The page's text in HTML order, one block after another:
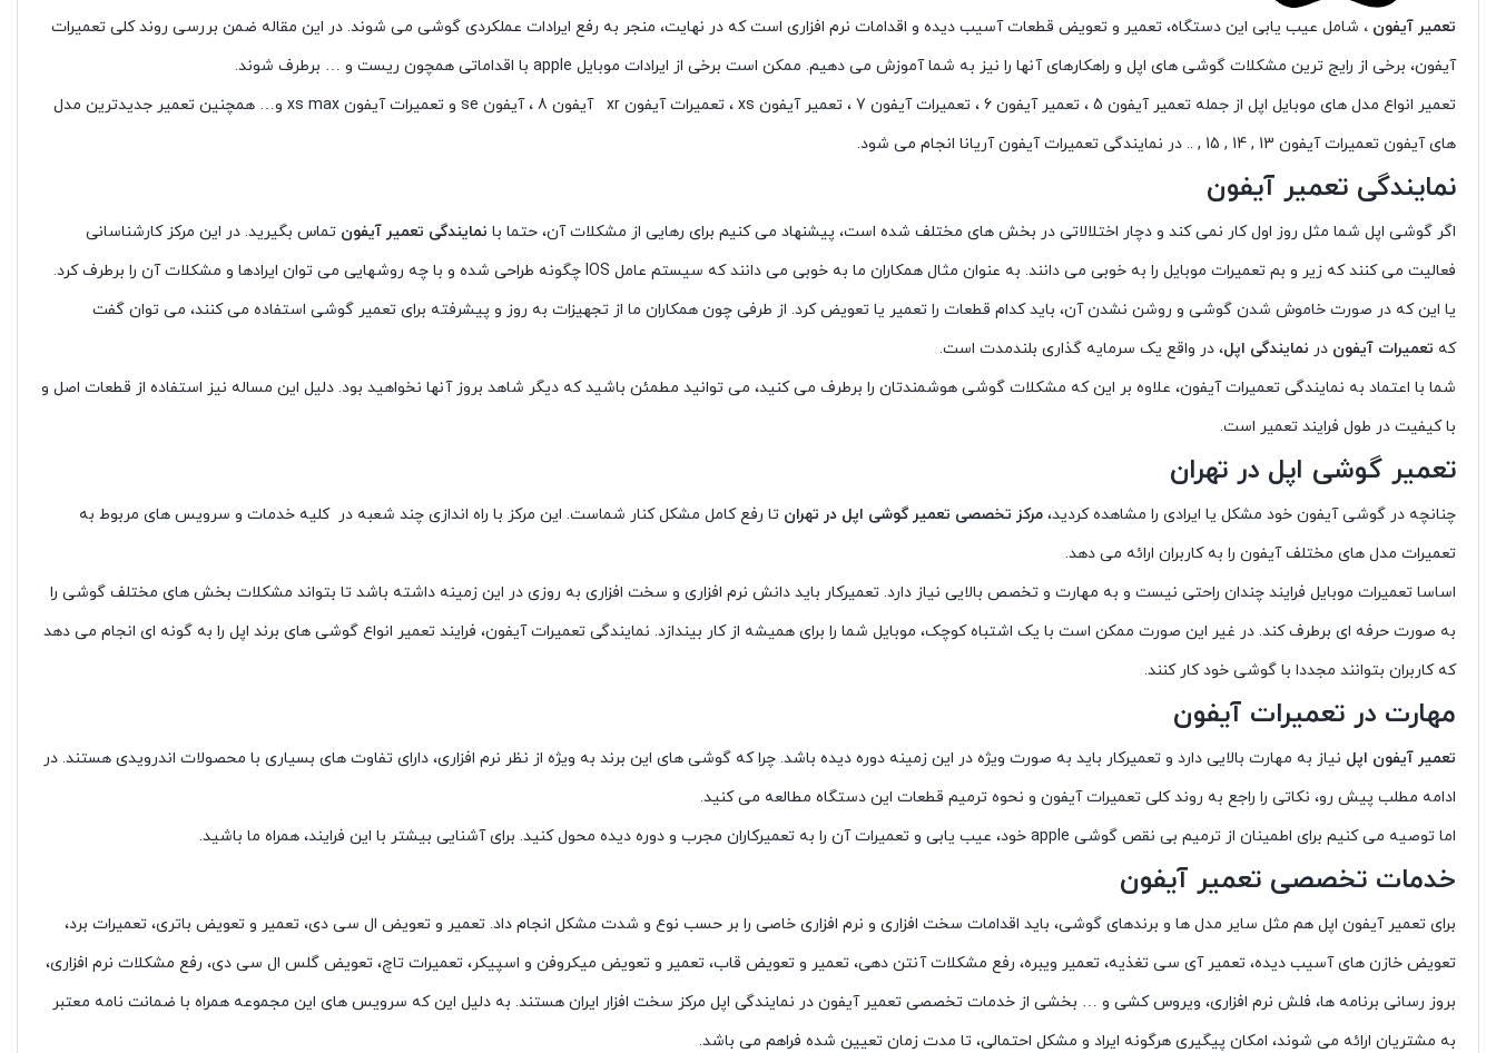
تعمیر آیفون ، شامل عیب یابی این دستگاه، تعمیر و تعویض قطعات آسیب دیده و اقدامات نرم افزاری است که در نهایت، منجر به رفع ایرادات عملکردی گوشی می شوند. در این مقاله ضمن بررسی روند کلی تعمیرات
آیفون، برخی از رایج ترین مشکلات گوشی های اپل و راهکارهای آنها را نیز به شما آموزش می دهیم. ممکن است برخی از ایرادات موبایل apple با اقداماتی همچون ریست و … برطرف شوند.
تعمیر انواع مدل های موبایل اپل از جمله تعمیر آیفون 5 ، تعمیر آیفون 6 ، تعمیرات آیفون 7 ، تعمیر آیفون xs ، تعمیرات آیفون xr آیفون 8 ، آیفون se و تعمیرات آیفون xs max و… همچنین تعمیر جدیدترین مدل
های آیفون تعمیرات آیفون 13 , 14 , 15 , .. در نمایندگی تعمیرات آیفون آریانا انجام می شود.
نمایندگی تعمیر آیفون
اگر گوشی اپل شما مثل روز اول کار نمی کند و دچار اختلالاتی در بخش های مختلف شده است، پیشنهاد می کنیم برای رهایی از مشکلات آن، حتما با نمایندگی تعمیر آیفون تماس بگیرید. در این مرکز کارشناسانی
فعالیت می کنند که زیر و بم تعمیرات موبایل را به خوبی می دانند. به عنوان مثال همکاران ما به خوبی می دانند که سیستم عامل IOS چگونه طراحی شده و با چه روشهایی می توان ایرادها و مشکلات آن را برطرف کرد.
یا این که در صورت خاموش شدن گوشی و روشن نشدن آن، باید کدام قطعات را تعمیر یا تعویض کرد. از طرفی چون همکاران ما از تجهیزات به روز و پیشرفته برای تعمیر گوشی استفاده می کنند، می توان گفت
که تعمیرات آیفون در نمایندگی اپل، در واقع یک سرمایه گذاری بلندمدت است.
شما با اعتماد به نمایندگی تعمیرات آیفون، علاوه بر این که مشکلات گوشی هوشمندتان را برطرف می کنید، می توانید مطمئن باشید که دیگر شاهد بروز آنها نخواهید بود. دلیل این مساله نیز استفاده از قطعات اصل و
با کیفیت در طول فرایند تعمیر است.
تعمیر گوشی اپل در تهران
چنانچه در گوشی آیفون خود مشکل یا ایرادی را مشاهده کردید، مرکز تخصصی تعمیر گوشی اپل در تهران تا رفع کامل مشکل کنار شماست. این مرکز با راه اندازی چند شعبه در کلیه خدمات و سرویس های مربوط به
تعمیرات مدل های مختلف آیفون را به کاربران ارائه می دهد.
اساسا تعمیرات موبایل فرایند چندان راحتی نیست و به مهارت و تخصص بالایی نیاز دارد. تعمیرکار باید دانش نرم افزاری و سخت افزاری به روزی در این زمینه داشته باشد تا بتواند مشکلات بخش های مختلف گوشی را
به صورت حرفه ای برطرف کند. در غیر این صورت ممکن است با یک اشتباه کوچک، موبایل شما را برای همیشه از کار بیندازد. نمایندگی تعمیرات آیفون، فرایند تعمیر انواع گوشی های برند اپل را به گونه ای انجام می دهد
که کاربران بتوانند مجددا با گوشی خود کار کنند.
مهارت در تعمیرات آیفون
تعمیر آیفون اپل نیاز به مهارت بالایی دارد و تعمیرکار باید به صورت ویژه در این زمینه دوره دیده باشد. چرا که گوشی های این برند به ویژه از نظر نرم افزاری، دارای تفاوت های بسیاری با محصولات اندرویدی هستند. در
ادامه مطلب پیش رو، نکاتی را راجع به روند کلی تعمیرات آیفون و نحوه ترمیم قطعات این دستگاه مطالعه می کنید.
اما توصیه می کنیم برای اطمینان از ترمیم بی نقص گوشی apple خود، عیب یابی و تعمیرات آن را به تعمیرکاران مجرب و دوره دیده محول کنید. برای آشنایی بیشتر با این فرایند، همراه ما باشید.
خدمات تخصصی تعمیر آیفون
برای تعمیر آیفون اپل هم مثل سایر مدل ها و برندهای گوشی، باید اقدامات سخت افزاری و نرم افزاری خاصی را بر حسب نوع و شدت مشکل انجام داد. تعمیر و تعویض ال سی دی، تعمیر و تعویض باتری، تعمیرات برد،
تعویض خازن های آسیب دیده، تعمیر آی سی تغذیه، تعمیر ویبره، رفع مشکلات آنتن دهی، تعمیر و تعویض قاب، تعمیر و تعویض میکروفن و اسپیکر، تعمیرات تاچ، تعویض گلس ال سی دی، رفع مشکلات نرم افزاری،
بروز رسانی برنامه ها، فلش نرم افزاری، ویروس کشی و … بخشی از خدمات تخصصی تعمیر آیفون در نمایندگی اپل مرکز سخت افزار ایران هستند. به دلیل این که سرویس های این مجموعه همراه با ضمانت نامه معتبر
به مشتریان ارائه می شوند، امکان پیگیری هرگونه ایراد و مشکل احتمالی، تا مدت زمان تعیین شده فراهم می باشد.